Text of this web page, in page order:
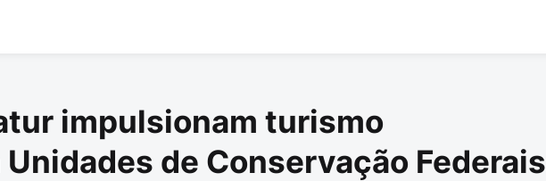
impulsionam turismo
de Conservação Federais